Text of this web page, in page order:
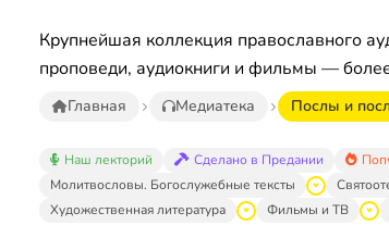
Крупнейшая коллекция православного
проповеди, аудиокниги и фильмы —
Главная Медиатека Послы и
Наш лекторий Сделано в Предании
Молитвословы. Богослужебные тексты
Художественная литература
Фильмы и ТВ